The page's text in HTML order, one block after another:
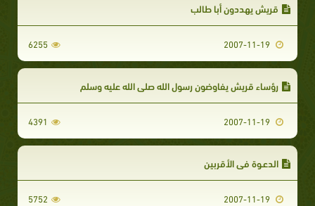
قريش يهددون أبا طالب
6255
رؤساء قريش يفاوضون رسول الله صلى الله عليه وسلم
4391
الدعـوة في الأقربين
5752